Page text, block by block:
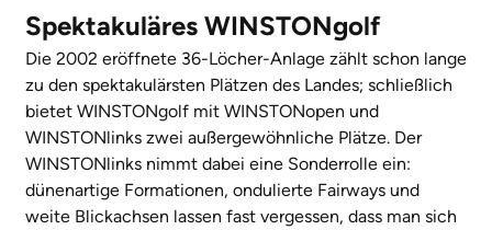
Spektakuläres WINSTONgolf
Die 2002 eröffnete 36-Löcher-Anlage zählt schon lange
zu den spektakulärsten Plätzen des Landes; schließlich
bietet WINSTONgolf mit WINSTONopen und
WINSTONlinks zwei außergewöhnliche Plätze. Der
WINSTONlinks nimmt dabei eine Sonderrolle ein:
dünenartige Formationen, ondulierte Fairways und
weite Blickachsen lassen fast vergessen, dass man sich